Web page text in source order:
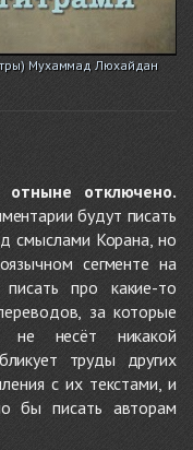
Мухаммад Люхайдан
отныне отключено.
будут писать
смыслами Корана, но
сегменте на
про какие-то
за которые
несёт никакой
труды других
с их текстами, и
бы писать авторам